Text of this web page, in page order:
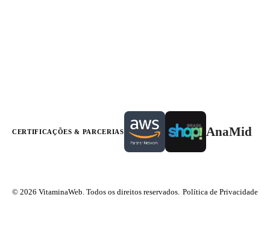
CERTIFICAÇÕES & PARCERIAS AnaMid
© 2026 VitaminaWeb. Todos os direitos reservados. Política de Privacidade